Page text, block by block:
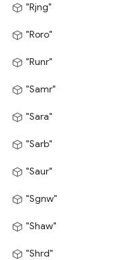
"Rjng"
"Roro"
"Runr"
"Samr"
"Sara"
"Sarb"
"Saur"
"Sgnw"
"Shaw"
"Shrd"